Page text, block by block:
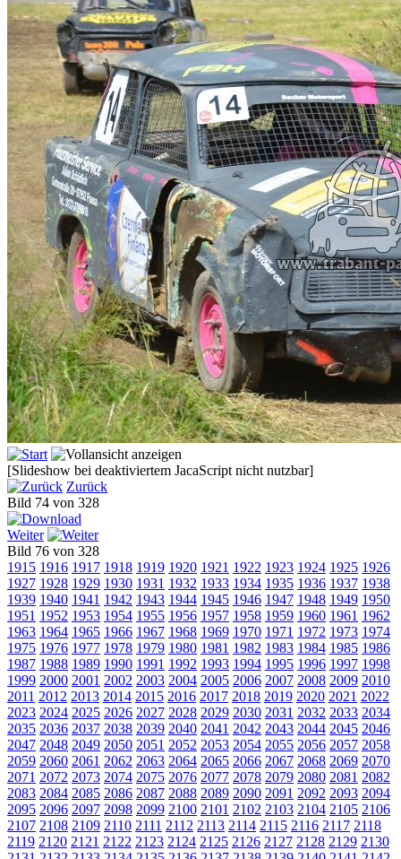
[Slideshow bei deaktiviertem JacaScript nicht nutzbar]
Zurück
Bild 74 von 328
Weiter
Bild 76 von 328
1915 1916 1917 1918 1919 1920 1921 1922 1923 1924 1925 1926
1927 1928 1929 1930 1931 1932 1933 1934 1935 1936 1937 1938
1939 1940 1941 1942 1943 1944 1945 1946 1947 1948 1949 1950
1951 1952 1953 1954 1955 1956 1957 1958 1959 1960 1961 1962
1963 1964 1965 1966 1967 1968 1969 1970 1971 1972 1973 1974
1975 1976 1977 1978 1979 1980 1981 1982 1983 1984 1985 1986
1987 1988 1989 1990 1991 1992 1993 1994 1995 1996 1997 1998
1999 2000 2001 2002 2003 2004 2005 2006 2007 2008 2009 2010
2011 2012 2013 2014 2015 2016 2017 2018 2019 2020 2021 2022
2023 2024 2025 2026 2027 2028 2029 2030 2031 2032 2033 2034
2035 2036 2037 2038 2039 2040 2041 2042 2043 2044 2045 2046
2047 2048 2049 2050 2051 2052 2053 2054 2055 2056 2057 2058
2059 2060 2061 2062 2063 2064 2065 2066 2067 2068 2069 2070
2071 2072 2073 2074 2075 2076 2077 2078 2079 2080 2081 2082
2083 2084 2085 2086 2087 2088 2089 2090 2091 2092 2093 2094
2095 2096 2097 2098 2099 2100 2101 2102 2103 2104 2105 2106
2107 2108 2109 2110 2111 2112 2113 2114 2115 2116 2117 2118
2119 2120 2121 2122 2123 2124 2125 2126 2127 2128 2129 2130